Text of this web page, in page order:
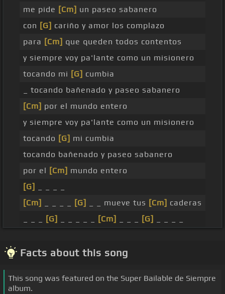
me pide [Cm] un paseo sabanero
con [G] cariño y amor los complazo
para [Cm] que queden todos contentos
y siempre voy pa'lante como un misionero
tocando mi [G] cumbia
_ tocando bañenado y paseo sabanero
[Cm] por el mundo entero
y siempre voy pa'lante como un misionero
tocando [G] mi cumbia
tocando bañenado y paseo sabanero
por el [Cm] mundo entero
[G]
[Cm]
[G] _ _ mueve tus [Cm] caderas
[G] [Cm] [G]
Facts about this song
This song was featured on the Super Bailable de Siempre
album.